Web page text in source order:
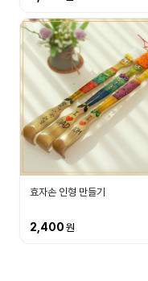
뮤
니
티
공지
사항
이벤
트
우리
들의
후기
게시
효자손 인형 만들기
2,400